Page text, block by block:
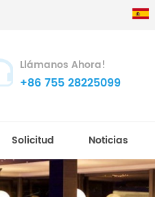
Llámanos Ahora!
+86 755 28225099
Solicitud Noticias